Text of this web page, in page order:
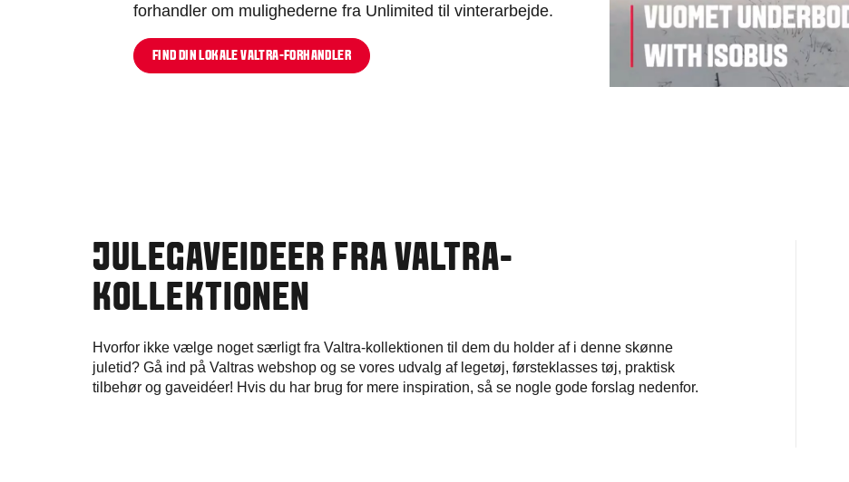
forhandler om mulighederne fra Unlimited til vinterarbejde.
FIND DIN LOKALE VALTRA-FORHANDLER
JULEGAVEIDEER FRA VALTRA-
KOLLEKTIONEN
Hvorfor ikke vælge noget særligt fra Valtra-kollektionen til dem du holder af i denne skønne
juletid? Gå ind på Valtras webshop og se vores udvalg af legetøj, førsteklasses tøj, praktisk
tilbehør og gaveidéer! Hvis du har brug for mere inspiration, så se nogle gode forslag nedenfor.